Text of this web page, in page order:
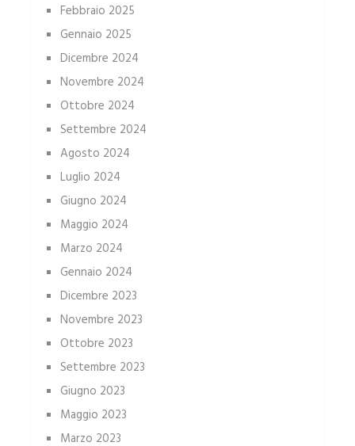
Febbraio 2025
Gennaio 2025
Dicembre 2024
Novembre 2024
Ottobre 2024
Settembre 2024
Agosto 2024
Luglio 2024
Giugno 2024
Maggio 2024
Marzo 2024
Gennaio 2024
Dicembre 2023
Novembre 2023
Ottobre 2023
Settembre 2023
Giugno 2023
Maggio 2023
Marzo 2023